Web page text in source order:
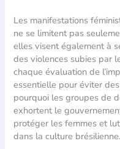
Les manifestations
ne se limitent pas
elles visent également à
des violences subies par
chaque évaluation de
essentielle pour éviter
pourquoi les groupes de
exhortent le
protéger les femmes et
dans la culture brésilienne.